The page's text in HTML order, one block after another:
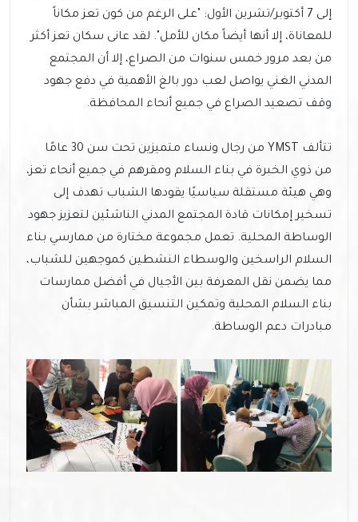
إلى 7 أكتوبر/تشرين الأول: "على الرغم من كون تعز مكاناً
للمعاناة، إلا أنها أيضاً مكان للأمل". لقد عانى سكان تعز أكثر
من بعد مرور خمس سنوات من الصراع، إلا أن المجتمع
المدني الغني يواصل لعب دور بالغ الأهمية في دفع جهود
وقف تصعيد الصراع في جميع أنحاء المحافظة.
تتألف YMST من رجال ونساء متميزين تحت سن 30 عامًا
من ذوي الخبرة في بناء السلام ومقرهم في جميع أنحاء تعز،
وهي هيئة مستقلة سياسيًا يقودها الشباب تهدف إلى
تسخير إمكانات قادة المجتمع المدني الناشئين لتعزيز جهود
الوساطة المحلية. تعمل مجموعة مختارة من ممارسي بناء
السلام الراسخين والوسطاء النشطين كموجهين للشباب،
مما يضمن نقل المعرفة بين الأجيال في أفضل ممارسات
بناء السلام المحلية وتمكين التنسيق المباشر بشأن
مبادرات دعم الوساطة.